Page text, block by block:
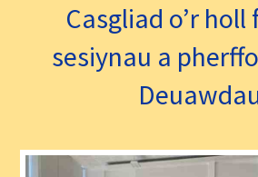
Casgliad o’r holl
sesiynau a